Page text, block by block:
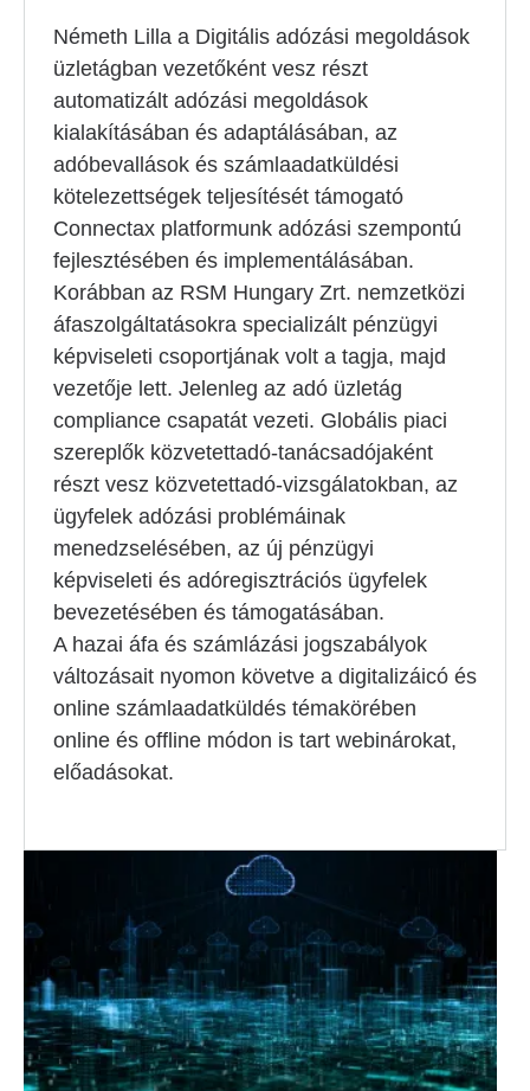
Németh Lilla a Digitális adózási megoldások
üzletágban vezetőként vesz részt
automatizált adózási megoldások
kialakításában és adaptálásában, az
adóbevallások és számlaadatküldési
kötelezettségek teljesítését támogató
Connectax platformunk adózási szempontú
fejlesztésében és implementálásában.
Korábban az RSM Hungary Zrt. nemzetközi
áfaszolgáltatásokra specializált pénzügyi
képviseleti csoportjának volt a tagja, majd
vezetője lett. Jelenleg az adó üzletág
compliance csapatát vezeti. Globális piaci
szereplők közvetettadó-tanácsadójaként
részt vesz közvetettadó-vizsgálatokban, az
ügyfelek adózási problémáinak
menedzselésében, az új pénzügyi
képviseleti és adóregisztrációs ügyfelek
bevezetésében és támogatásában.
A hazai áfa és számlázási jogszabályok
változásait nyomon követve a digitalizáicó és
online számlaadatküldés témakörében
online és offline módon is tart webinárokat,
előadásokat.